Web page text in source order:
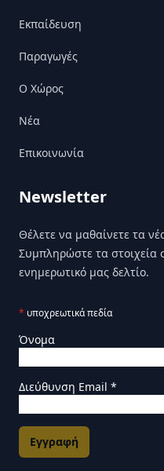
Εκπαίδευση
Παραγωγές
Ο Χώρος
Nέα
Επικοινωνία
Newsletter
Θέλετε να μαθαίνετε τα
Συμπληρώστε τα στοιχεία
ενημερωτικό μας δελτίο.
* υποχρεωτικά πεδία
Όνομα
Διεύθυνση Email *